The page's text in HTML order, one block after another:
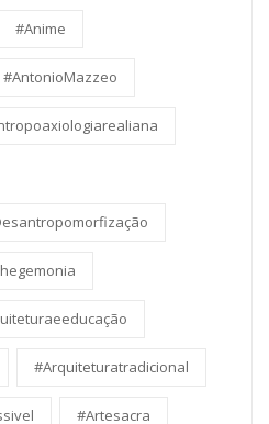
#Anime
#AntonioMazzeo
#Arquiteturatradicional
#Artesacra